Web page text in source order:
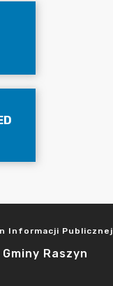
Informacji Publicznej
Raszyn